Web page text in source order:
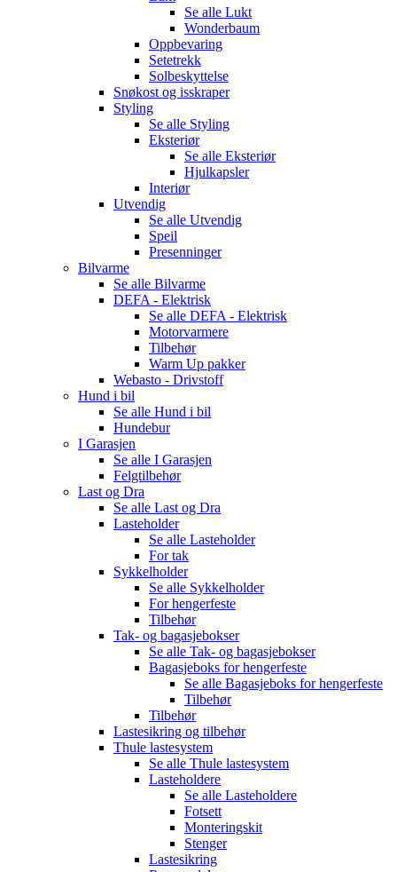
Se alle Lukt
Wonderbaum
Oppbevaring
Setetrekk
Solbeskyttelse
Snøkost og isskraper
Styling
Se alle Styling
Eksteriør
Se alle Eksteriør
Hjulkapsler
Interiør
Utvendig
Se alle Utvendig
Speil
Presenninger
Bilvarme
Se alle Bilvarme
DEFA - Elektrisk
Se alle DEFA - Elektrisk
Motorvarmere
Tilbehør
Warm Up pakker
Webasto - Drivstoff
Hund i bil
Se alle Hund i bil
Hundebur
I Garasjen
Se alle I Garasjen
Felgtilbehør
Last og Dra
Se alle Last og Dra
Lasteholder
Se alle Lasteholder
For tak
Sykkelholder
Se alle Sykkelholder
For hengerfeste
Tilbehør
Tak- og bagasjebokser
Se alle Tak- og bagasjebokser
Bagasjeboks for hengerfeste
Se alle Bagasjeboks for hengerfeste
Tilbehør
Tilbehør
Lastesikring og tilbehør
Thule lastesystem
Se alle Thule lastesystem
Lasteholdere
Se alle Lasteholdere
Fotsett
Monteringskit
Stenger
Lastesikring